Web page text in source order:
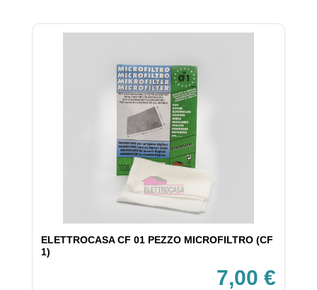
ELETTROCASA CF 01 PEZZO MICROFILTRO (CF
1)
7,00 €